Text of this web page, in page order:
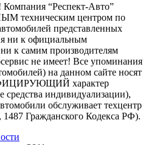
“Респект-Авто”
техническим центром по
представленных
ни к официальным
к самим производителям
не имеет! Все упоминания
на данном сайте носят
характер
средства индивидуализации),
обслуживает техцентр
1487 Гражданского Кодекса РФ).